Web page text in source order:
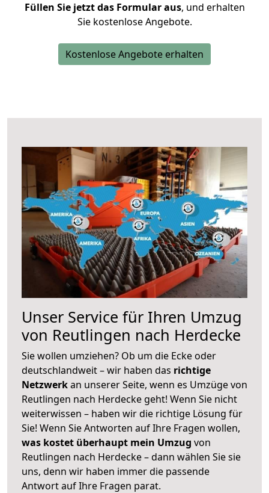
Füllen Sie jetzt das Formular aus, und erhalten
Sie kostenlose Angebote.
Kostenlose Angebote erhalten
Unser Service für Ihren Umzug
von Reutlingen nach Herdecke
Sie wollen umziehen? Ob um die Ecke oder
deutschlandweit – wir haben das richtige
Netzwerkan unserer Seite, wenn es Umzüge von
Reutlingen nach Herdecke geht! Wenn Sie nicht
weiterwissen – haben wir die richtige Lösung für
Sie! Wenn Sie Antworten auf Ihre Fragen wollen,
was kostet überhaupt mein Umzug von
Reutlingen nach Herdecke – dann wählen Sie sie
uns, denn wir haben immer die passende
Antwort auf Ihre Fragen parat.